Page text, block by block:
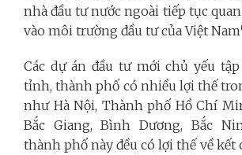
nhà đầu tư nước ngoài tiếp tục
vào môi trường đầu tư của Việt Nam
Các dự án đầu tư mới chủ yếu
tỉnh, thành phố có nhiều lợi thế
như Hà Nội, Thành phố Hồ Chí
Bắc Giang, Bình Dương, Bắc
thành phố này đều có lợi thế về kết